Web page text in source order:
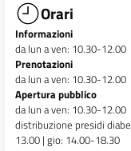
Orari
Informazioni
da lun a ven: 10.30-12.00
Prenotazioni
da lun a ven: 10.30-12.00
Apertura pubblico
da lun a ven: 10.30-12.00
distribuzione presidi
13.00 | gio: 14.00-18.30